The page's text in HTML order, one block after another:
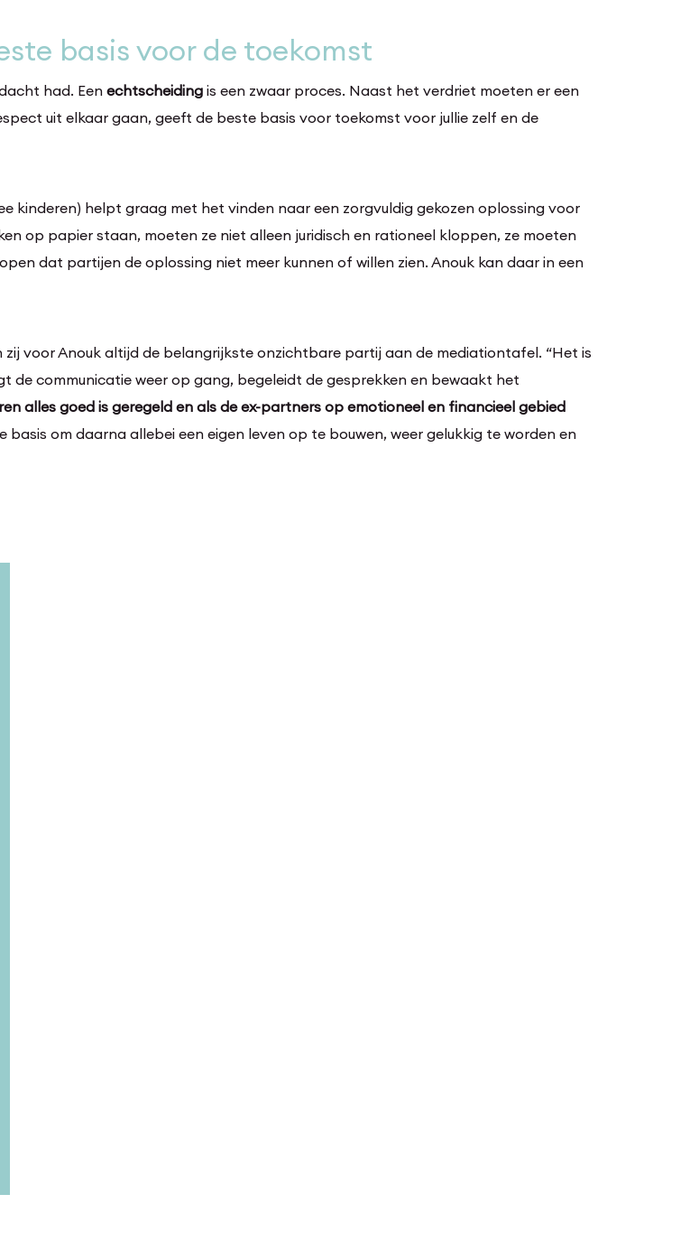
basis voor de toekomst
had. Een echtscheiding is een zwaar proces. Naast het verdriet moeten er een
uit elkaar gaan, geeft de beste basis voor toekomst voor jullie zelf en de
kinderen) helpt graag met het vinden naar een zorgvuldig gekozen oplossing voor
op papier staan, moeten ze niet alleen juridisch en rationeel kloppen, ze moeten
dat partijen de oplossing niet meer kunnen of willen zien. Anouk kan daar in een
voor Anouk altijd de belangrijkste onzichtbare partij aan de mediationtafel. “Het is
de communicatie weer op gang, begeleidt de gesprekken en bewaakt het
alles goed is geregeld en als de ex-partners op emotioneel en financieel gebied
basis om daarna allebei een eigen leven op te bouwen, weer gelukkig te worden en